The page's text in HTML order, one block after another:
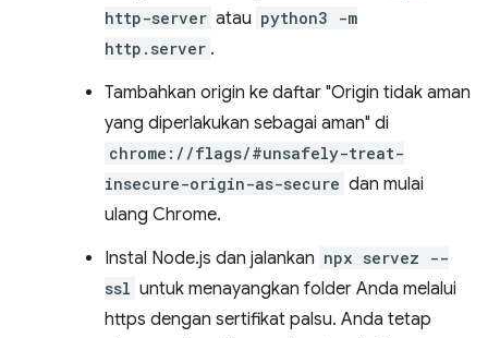
http-server atau python3 -m
http.server .
Tambahkan origin ke daftar "Origin tidak aman
yang diperlakukan sebagai aman" di
chrome://flags/#unsafely-treat-
insecure-origin-as-secure dan mulai
ulang Chrome.
Instal Node.js dan jalankan npx servez --
ssl untuk menayangkan folder Anda melalui
https dengan sertifikat palsu. Anda tetap